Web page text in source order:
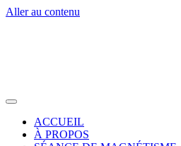
Aller au contenu
ACCUEIL
À PROPOS